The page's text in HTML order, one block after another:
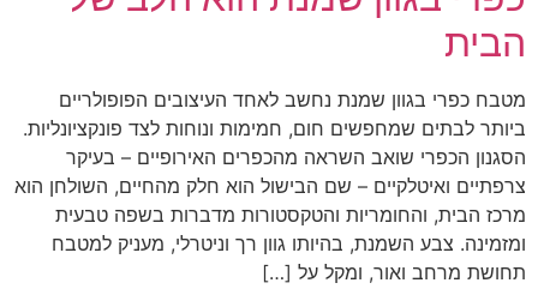
הבית
מטבח כפרי בגוון שמנת נחשב לאחד העיצובים הפופולריים
ביותר לבתים שמחפשים חום, חמימות ונוחות לצד פונקציונליות.
הסגנון הכפרי שואב השראה מהכפרים האירופיים – בעיקר
צרפתיים ואיטלקיים – שם הבישול הוא חלק מהחיים, השולחן הוא
מרכז הבית, והחומריות והטקסטורות מדברות בשפה טבעית
ומזמינה. צבע השמנת, בהיותו גוון רך וניטרלי, מעניק למטבח
תחושת מרחב ואור, ומקל על […]